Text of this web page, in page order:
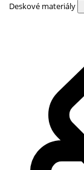
Deskové materiály